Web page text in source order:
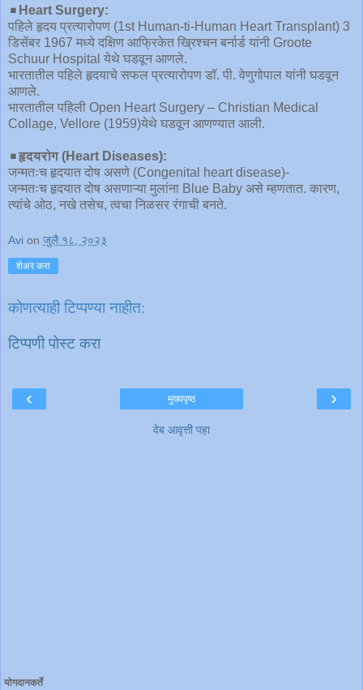
◾️ Heart Surgery:
पहिले हृदय प्रत्यारोपण (1st Human-ti-Human Heart Transplant) 3
डिसेंबर 1967 मध्ये दक्षिण आफ्रिकेत ख्रिश्चन बर्नार्ड यांनी Groote
Schuur Hospital येथे घडवून आणले.
भारतातील पहिले हृदयाचे सफल प्रत्यारोपण डॉ. पी. वेणुगोपाल यांनी घडवून
आणले.
भारतातील पहिली Open Heart Surgery – Christian Medical
Collage, Vellore (1959)येथे घडवून आणण्यात आली.
◾️हृदयरोग (Heart Diseases):
जन्मतःच हृदयात दोष असणे (Congenital heart disease)-
जन्मतःच हृदयात दोष असणाऱ्या मुलांना Blue Baby असे म्हणतात. कारण,
त्यांचे ओठ, नखे तसेच, त्वचा निळसर रंगाची बनते.
Avi on जुलै १८, २०२३
शेअर करा
कोणत्याही टिप्पण्‍या नाहीत:
टिप्पणी पोस्ट करा
‹ ›
मुख्यपृष्ठ
वेब आवृत्ती पहा
योगदानकर्ते